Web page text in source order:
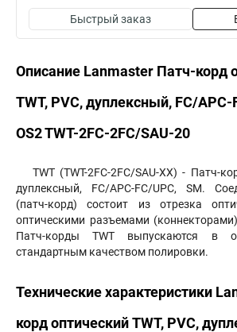
Быстрый заказ
Описание Lanmaster Патч-корд
TWT, PVC, дуплексный, FC/APC-
OS2 TWT-2FC-2FC/SAU-20
TWT (TWT-2FC-2FC/SAU-XX) - Патч-
дуплексный, FC/APC-FC/UPC, SM.
(патч-корд) состоит из отрезка
оптическими разъемами
Патч-корды TWT выпускаются в
стандартным качеством полировки.
Технические характеристики
корд оптический TWT, PVC,